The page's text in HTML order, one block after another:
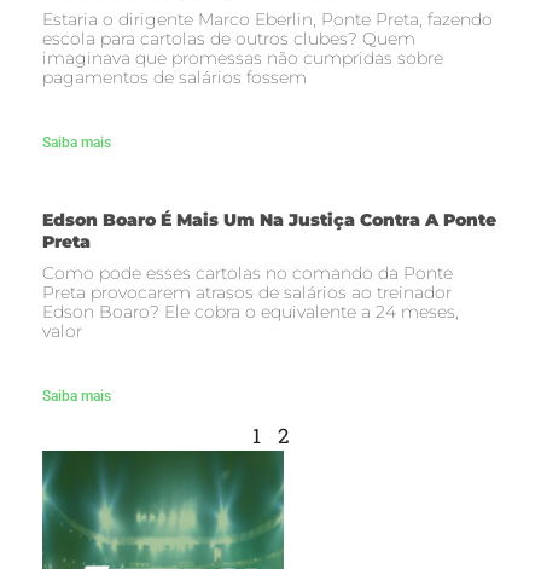
Estaria o dirigente Marco Eberlin, Ponte Preta, fazendo
escola para cartolas de outros clubes? Quem
imaginava que promessas não cumpridas sobre
pagamentos de salários fossem
Saiba mais
Edson Boaro É Mais Um Na Justiça Contra A Ponte
Preta
Como pode esses cartolas no comando da Ponte
Preta provocarem atrasos de salários ao treinador
Edson Boaro? Ele cobra o equivalente a 24 meses,
valor
Saiba mais
1 2